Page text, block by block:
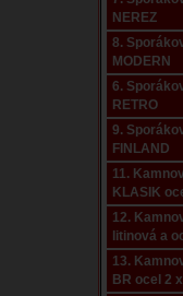
NEREZ
8.
MODERN
6.
RETRO
9.
FINLAND
11.
KLASIK
12.
litinová a
13.
BR ocel 2